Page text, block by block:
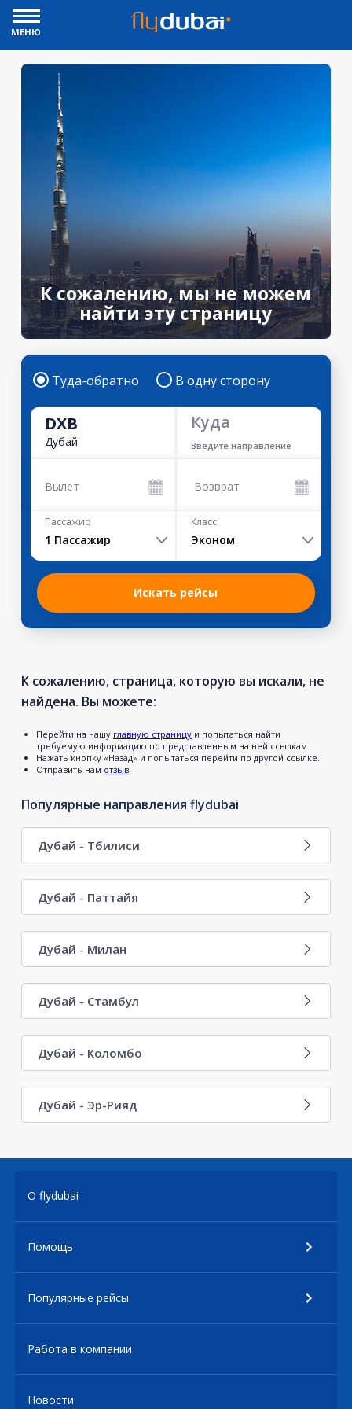
МЕНЮ
К сожалению, мы не можем
найти эту страницу
Туда-обратно В одну сторону
DXB
Дубай
Куда
Введите направление
Вылет Возврат
Пассажир
1 Пассажир
Класс
Эконом
Искать рейсы
К сожалению, страница, которую вы искали, не
найдена. Вы можете:
Перейти на нашу главную страницуи попытаться найти
требуемую информацию по представленным на ней ссылкам.
Нажать кнопку «Назад» и попытаться перейти по другой ссылке.
Отправить нам отзыв.
Популярные направления flydubai
Дубай - Тбилиси
Дубай - Паттайя
Дубай - Милан
Дубай - Стамбул
Дубай - Коломбо
Дубай - Эр-Рияд
О flydubai
Помощь
Популярные рейсы
Работа в компании
Новости